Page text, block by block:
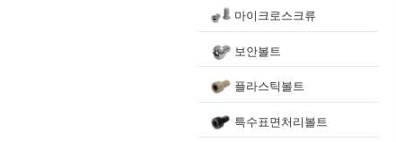
마이크로스크류
보안볼트
플라스틱볼트
특수표면처리볼트